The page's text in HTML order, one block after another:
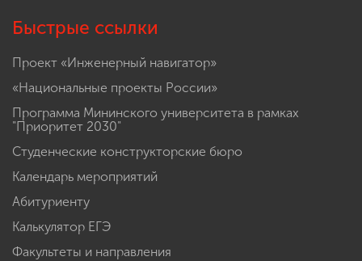
Быстрые ссылки
Проект «Инженерный навигатор»
«Национальные проекты России»
Программа Мининского университета в рамках
"Приоритет 2030"
Студенческие конструкторские бюро
Календарь мероприятий
Абитуриенту
Калькулятор ЕГЭ
Факультеты и направления